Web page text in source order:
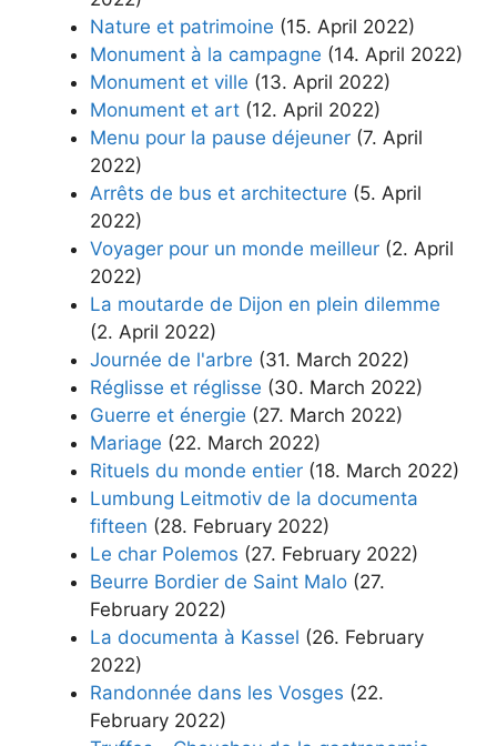
Nature et patrimoine (15. April 2022)
Monument à la campagne (14. April 2022)
Monument et ville (13. April 2022)
Monument et art (12. April 2022)
Menu pour la pause déjeuner (7. April
2022)
Arrêts de bus et architecture (5. April
2022)
Voyager pour un monde meilleur (2. April
2022)
La moutarde de Dijon en plein dilemme
(2. April 2022)
Journée de l'arbre (31. March 2022)
Réglisse et réglisse (30. March 2022)
Guerre et énergie (27. March 2022)
Mariage (22. March 2022)
Rituels du monde entier (18. March 2022)
Lumbung Leitmotiv de la documenta
fifteen (28. February 2022)
Le char Polemos (27. February 2022)
Beurre Bordier de Saint Malo (27.
February 2022)
La documenta à Kassel (26. February
2022)
Randonnée dans les Vosges (22.
February 2022)